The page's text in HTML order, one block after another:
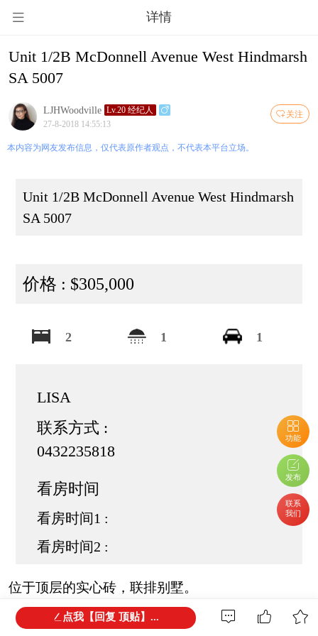
详情
功能
发布
联系
我们
Unit 1/2B McDonnell Avenue West Hindmarsh
SA 5007
关注
LJHWoodville Lv.20 经纪人
27-8-2018 14:55:13
本内容为网友发布信息，仅代表原作者观点，不代表本平台立场。
Unit 1/2B McDonnell Avenue West Hindmarsh
SA 5007
价格 : $305,000
2 1 1
LISA
联系方式 :
0432235818
看房时间
看房时间1 :
看房时间2 :
位于顶层的实心砖，联排别墅。
当你可以拥有自己的房子，或者考虑一项优秀的投
资选择时，为什么还要租房
呢?
点我【回复 顶贴】...